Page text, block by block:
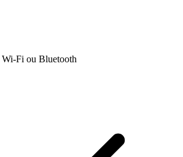
Wi-Fi ou Bluetooth